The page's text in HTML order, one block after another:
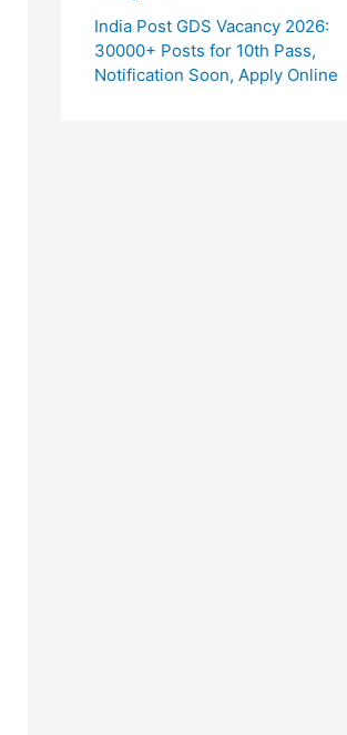
India Post GDS Vacancy 2026:
30000+ Posts for 10th Pass,
Notification Soon, Apply Online